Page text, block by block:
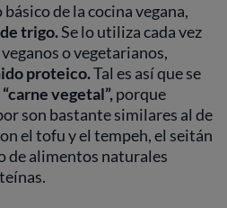
de la cocina vegana,
trigo.Se lo utiliza cada vez
o vegetarianos,
proteico.Tal es así que se
“carne vegetal”, porque
son bastante similares al de
el tofu y el tempeh, el seitán
de alimentos naturales